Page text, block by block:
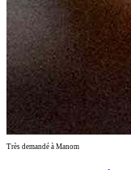
Très demandé à Manom